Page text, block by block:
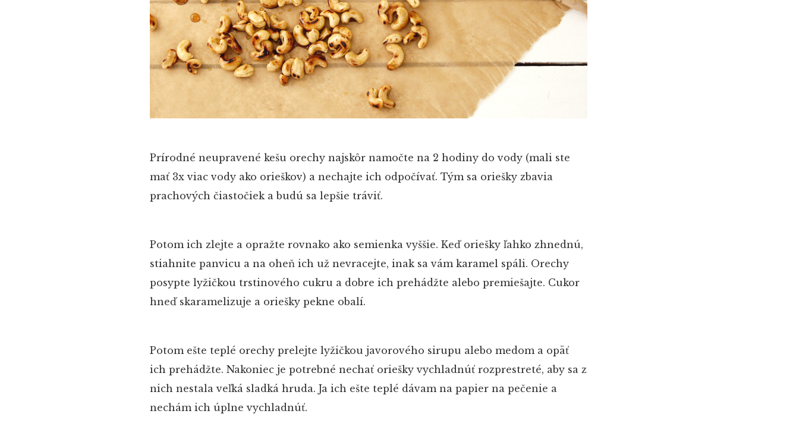
Prírodné neupravené kešu orechy najskôr namočte na 2 hodiny do vody (mali ste
mať 3x viac vody ako orieškov) a nechajte ich odpočívať. Tým sa oriešky zbavia
prachových čiastočiek a budú sa lepšie tráviť.
Potom ich zlejte a opražte rovnako ako semienka vyššie. Keď oriešky ľahko zhnednú,
stiahnite panvicu a na oheň ich už nevracejte, inak sa vám karamel spáli. Orechy
posypte lyžičkou trstinového cukru a dobre ich prehádžte alebo premiešajte. Cukor
hneď skaramelizuje a oriešky pekne obalí.
Potom ešte teplé orechy prelejte lyžičkou javorového sirupu alebo medom a opäť
ich prehádžte. Nakoniec je potrebné nechať oriešky vychladnúť rozprestreté, aby sa z
nich nestala veľká sladká hruda. Ja ich ešte teplé dávam na papier na pečenie a
nechám ich úplne vychladnúť.